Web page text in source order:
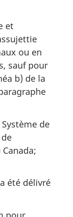
et
ou en
sauf pour
b) de la
de
été délivré